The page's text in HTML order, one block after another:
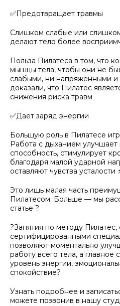
✅Предотвращает травмы
Слишком слабые или
делают тело более
Польза Пилатеса в том, что
мышцы тела, чтобы они не
слабыми, ни напряженными
доказали, что Пилатес
снижения риска травм
✅Дает заряд энергии
Большую роль в Пилатесе
Работа с дыханием
способность, стимулирует
благодаря малой ударной
оставляют чувства усталости
Это лишь малая часть
Пилатесом. Больше — мы
статье ?
?Занятия по методу
сертифицированными
позволяют моментально
работу всего тела, а
уровень энергии,
спокойствие?
Узнать подробнее и
можете позвонив в нашу